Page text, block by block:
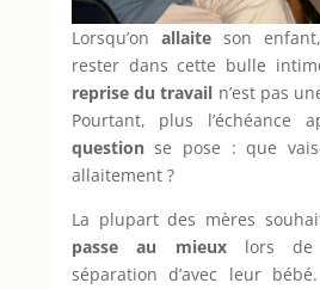
Lorsqu’on allaite son
rester dans cette bulle
reprise du travail n’est pas
Pourtant, plus l’échéance
questionse pose : que
allaitement ?
La plupart des mères
passe au mieuxlors de
séparation d’avec leur